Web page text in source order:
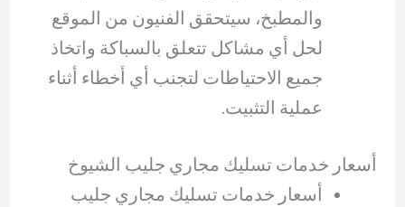
والمطبخ، سيتحقق الفنيون من الموقع
لحل أي مشاكل تتعلق بالسباكة واتخاذ
جميع الاحتياطات لتجنب أي أخطاء أثناء
عملية التثبيت.
أسعار خدمات تسليك مجاري جليب الشيوخ
أسعار خدمات تسليك مجاري جليب